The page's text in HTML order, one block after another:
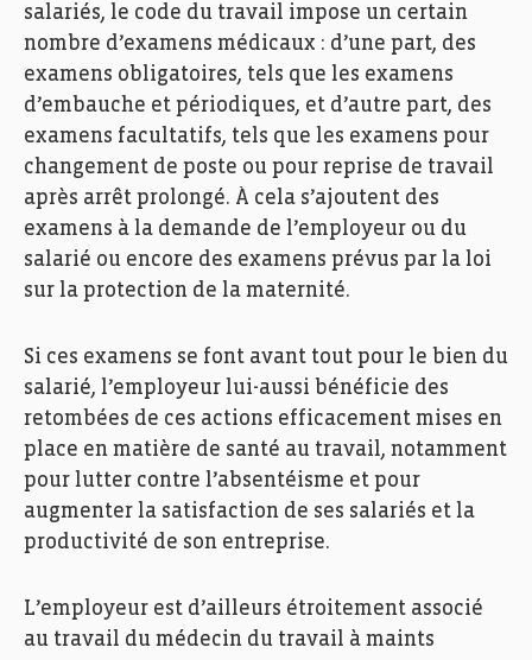
STI, Service de Santé au Travail de l’Industrie. Photo:
Ann Sophie Lindstrém
salariés, le code du travail impose un certain
nombre d’examens médicaux : d’une part, des
examens obligatoires, tels que les examens
d’embauche et périodiques, et d’autre part, des
examens facultatifs, tels que les examens pour
changement de poste ou pour reprise de travail
après arrêt prolongé. À cela s’ajoutent des
examens à la demande de l’employeur ou du
salarié ou encore des examens prévus par la loi
sur la protection de la maternité.
Si ces examens se font avant tout pour le bien du
salarié, l’employeur lui-aussi bénéficie des
retombées de ces actions efficacement mises en
place en matière de santé au travail, notamment
pour lutter contre l’absentéisme et pour
augmenter la satisfaction de ses salariés et la
productivité de son entreprise.
L’employeur est d’ailleurs étroitement associé
au travail du médecin du travail à maints